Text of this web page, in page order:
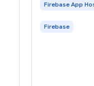
中。它由
用的工具方面
Firebase App
Firebase